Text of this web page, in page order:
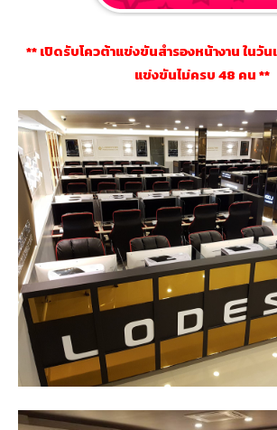
** เปิดรับโควต้าแข่งขันสำรองหน้างาน ในวั
แข่งขันไม่ครบ 48 คน **